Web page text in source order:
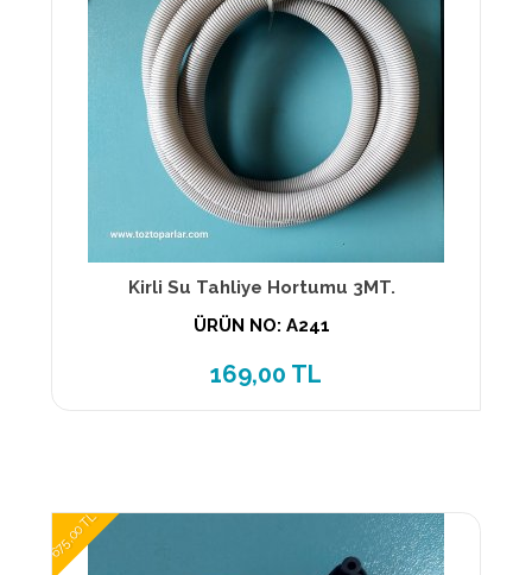
Kirli Su Tahliye Hortumu 3MT.
ÜRÜN NO: A241
169,00 TL
675,00 TL